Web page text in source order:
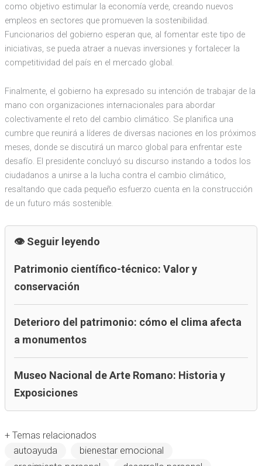
como objetivo estimular la economía verde, creando nuevos
empleos en sectores que promueven la sostenibilidad.
Funcionarios del gobierno esperan que, al fomentar este tipo de
iniciativas, se pueda atraer a nuevas inversiones y fortalecer la
competitividad del país en el mercado global.
Finalmente, el gobierno ha expresado su intención de trabajar de la
mano con organizaciones internacionales para abordar
colectivamente el reto del cambio climático. Se planifica una
cumbre que reunirá a líderes de diversas naciones en los próximos
meses, donde se discutirá un marco global para enfrentar este
desafío. El presidente concluyó su discurso instando a todos los
ciudadanos a unirse a la lucha contra el cambio climático,
resaltando que cada pequeño esfuerzo cuenta en la construcción
de un futuro más sostenible.
Seguir leyendo
Patrimonio científico-técnico: Valor y
conservación
Deterioro del patrimonio: cómo el clima afecta
a monumentos
Museo Nacional de Arte Romano: Historia y
Exposiciones
+ Temas relacionados
autoayuda
bienestar emocional